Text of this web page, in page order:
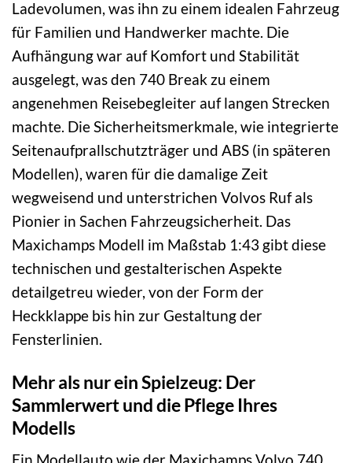
Ladevolumen, was ihn zu einem idealen Fahrzeug
für Familien und Handwerker machte. Die
Aufhängung war auf Komfort und Stabilität
ausgelegt, was den 740 Break zu einem
angenehmen Reisebegleiter auf langen Strecken
machte. Die Sicherheitsmerkmale, wie integrierte
Seitenaufprallschutzträger und ABS (in späteren
Modellen), waren für die damalige Zeit
wegweisend und unterstrichen Volvos Ruf als
Pionier in Sachen Fahrzeugsicherheit. Das
Maxichamps Modell im Maßstab 1:43 gibt diese
technischen und gestalterischen Aspekte
detailgetreu wieder, von der Form der
Heckklappe bis hin zur Gestaltung der
Fensterlinien.
Mehr als nur ein Spielzeug: Der
Sammlerwert und die Pflege Ihres
Modells